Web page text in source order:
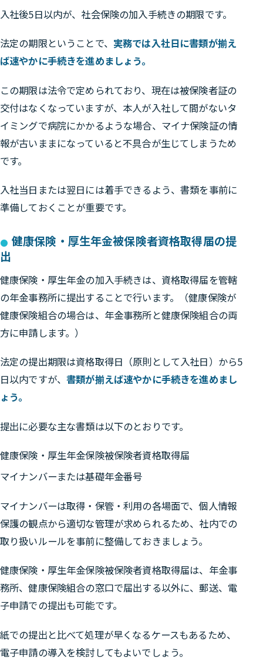
入社後5日以内が、社会保険の加入手続きの期限です。
法定の期限ということで、 実務では入社日に書類が揃え
ば速やかに手続きを進めましょう。
この期限は法令で定められており、現在は被保険者証の
交付はなくなっていますが、本人が入社して間がないタ
イミングで病院にかかるような場合、 マイナ保険証の情
報が古いままになっていると不具合が生じてしまうため
です。
入社当日または翌日には着手できるよう、書類を事前に
準備しておくことが重要です。
健康保険・厚生年金被保険者資格取得届の提
出
健康保険・厚生年金の加入手続きは、資格取得届を管轄
の年金事務所に提出することで行います。（健康保険が
健康保険組合の場合は、年金事務所と健康保険組合の両
方に申請します。）
法定の提出期限は資格取得日（原則として入社日）から5
日以内ですが、書類が揃えば速やかに手続きを進めまし
ょう。
提出に必要な主な書類は以下のとおりです。
健康保険・厚生年金保険被保険者資格取得届
マイナンバーまたは基礎年金番号
マイナンバーは取得・保管・利用の各場面で、個人情報
保護の観点から適切な管理が求められるため、社内での
取り扱いルールを事前に整備しておきましょう。
健康保険・厚生年金保険被保険者資格取得届は、年金事
務所、健康保険組合の窓口で届出する以外に、郵送、電
子申請での提出も可能です。
紙での提出と比べて処理が早くなるケースもあるため、
電子申請の導入を検討してもよいでしょう。